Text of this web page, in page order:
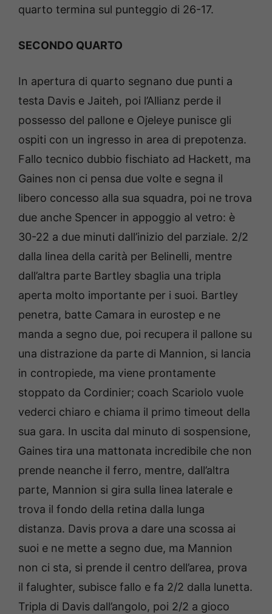
quarto termina sul punteggio di 26-17.
SECONDO QUARTO
In apertura di quarto segnano due punti a
testa Davis e Jaiteh, poi l’Allianz perde il
possesso del pallone e Ojeleye punisce gli
ospiti con un ingresso in area di prepotenza.
Fallo tecnico dubbio fischiato ad Hackett, ma
Gaines non ci pensa due volte e segna il
libero concesso alla sua squadra, poi ne trova
due anche Spencer in appoggio al vetro: è
30-22 a due minuti dall’inizio del parziale. 2/2
dalla linea della carità per Belinelli, mentre
dall’altra parte Bartley sbaglia una tripla
aperta molto importante per i suoi. Bartley
penetra, batte Camara in eurostep e ne
manda a segno due, poi recupera il pallone su
una distrazione da parte di Mannion, si lancia
in contropiede, ma viene prontamente
stoppato da Cordinier; coach Scariolo vuole
vederci chiaro e chiama il primo timeout della
sua gara. In uscita dal minuto di sospensione,
Gaines tira una mattonata incredibile che non
prende neanche il ferro, mentre, dall’altra
parte, Mannion si gira sulla linea laterale e
trova il fondo della retina dalla lunga
distanza. Davis prova a dare una scossa ai
suoi e ne mette a segno due, ma Mannion
non ci sta, si prende il centro dell’area, prova
il falughter, subisce fallo e fa 2/2 dalla lunetta.
Tripla di Davis dall’angolo, poi 2/2 a gioco